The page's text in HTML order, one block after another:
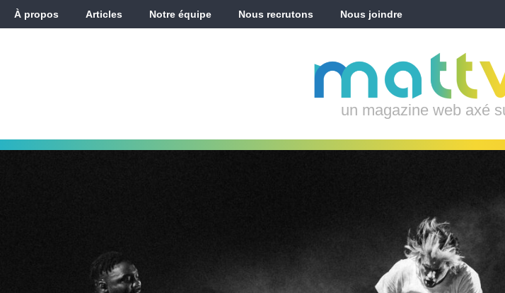
À propos Articles Notre équipe Nous recrutons Nous joindre
un magazine web axé